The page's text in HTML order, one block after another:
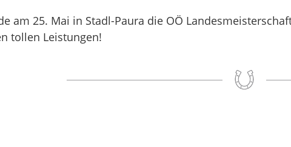
am 25. Mai in Stadl-Paura die OÖ
tollen Leistungen!